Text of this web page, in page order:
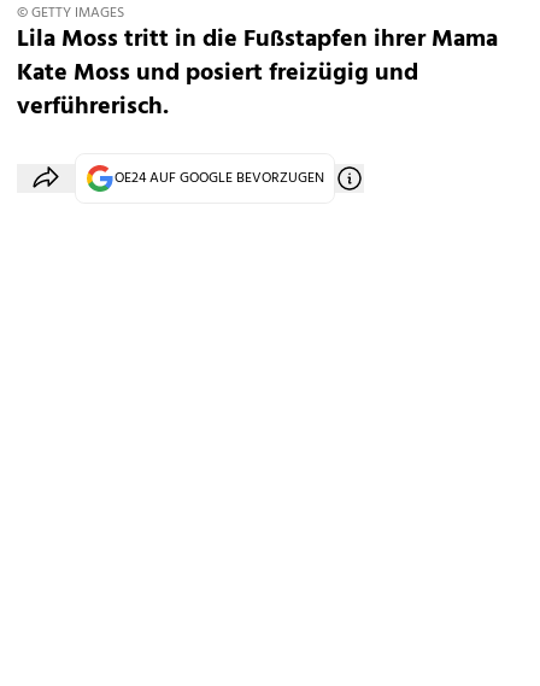
© GETTY IMAGES
Lila Moss tritt in die Fußstapfen ihrer Mama
Kate Moss und posiert freizügig und
verführerisch.
OE24 AUF GOOGLE BEVORZUGEN